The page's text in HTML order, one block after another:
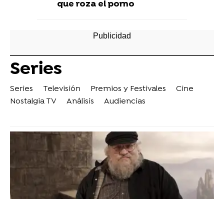
que roza el porno
Series
Series Televisión Premios y Festivales
Cine
Nostalgia TV
Análisis Audiencias